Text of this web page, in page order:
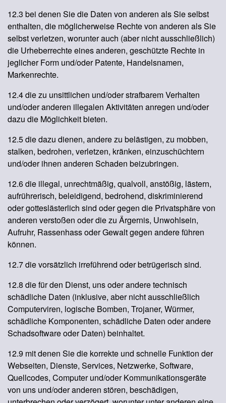
12.3 bei denen Sie die Daten von anderen als Sie selbst
enthalten, die möglicherweise Rechte von anderen als Sie
selbst verletzen, worunter auch (aber nicht ausschließlich)
die Urheberrechte eines anderen, geschützte Rechte in
jeglicher Form und/oder Patente, Handelsnamen,
Markenrechte.
12.4 die zu unsittlichen und/oder strafbarem Verhalten
und/oder anderen illegalen Aktivitäten anregen und/oder
dazu die Möglichkeit bieten.
12.5 die dazu dienen, andere zu belästigen, zu mobben,
stalken, bedrohen, verletzen, kränken, einzuschüchtern
und/oder ihnen anderen Schaden beizubringen.
12.6 die illegal, unrechtmäßig, qualvoll, anstößig, lästern,
aufrührerisch, beleidigend, bedrohend, diskriminierend
oder gotteslästerlich sind oder gegen die Privatsphäre von
anderen verstoßen oder die zu Ärgernis, Unwohlsein,
Aufruhr, Rassenhass oder Gewalt gegen andere führen
können.
12.7 die vorsätzlich irreführend oder betrügerisch sind.
12.8 die für den Dienst, uns oder andere technisch
schädliche Daten (inklusive, aber nicht ausschließlich
Computerviren, logische Bomben, Trojaner, Würmer,
schädliche Komponenten, schädliche Daten oder andere
Schadsoftware oder Daten) beinhaltet.
12.9 mit denen Sie die korrekte und schnelle Funktion der
Webseiten, Dienste, Services, Netzwerke, Software,
Quellcodes, Computer und/oder Kommunikationsgeräte
von uns und/oder anderen stören, beschädigen,